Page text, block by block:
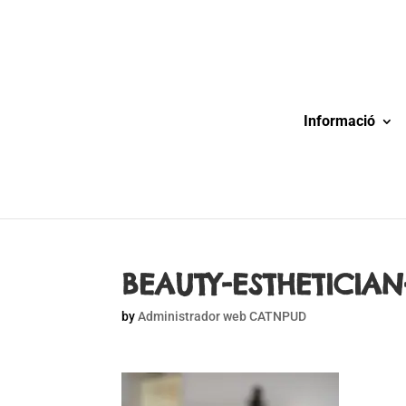
Informació
BEAUTY-
byAdministrador web CATNPUD